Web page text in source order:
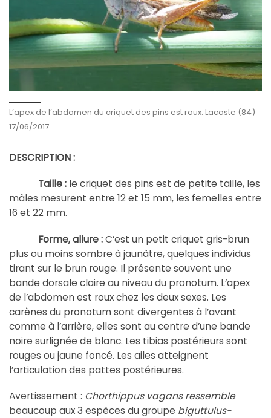
L’apex de l’abdomen du criquet des pins est roux. Lacoste (84)
17/06/2017.
DESCRIPTION :
Taille : le criquet des pins est de petite taille, les
mâles mesurent entre 12 et 15 mm, les femelles entre
16 et 22 mm.
Forme, allure :C’est un petit criquet gris-brun
plus ou moins sombre à jaunâtre, quelques individus
tirant sur le brun rouge. Il présente souvent une
bande dorsale claire au niveau du pronotum. L’apex
de l’abdomen est roux chez les deux sexes. Les
carènes du pronotum sont divergentes à l’avant
comme à l’arrière, elles sont au centre d’une bande
noire surlignée de blanc. Les tibias postérieurs sont
rouges ou jaune foncé. Les ailes atteignent
l’articulation des pattes postérieures.
Avertissement : Chorthippus vagans ressemble
beaucoup aux 3 espèces du groupe biguttulus-